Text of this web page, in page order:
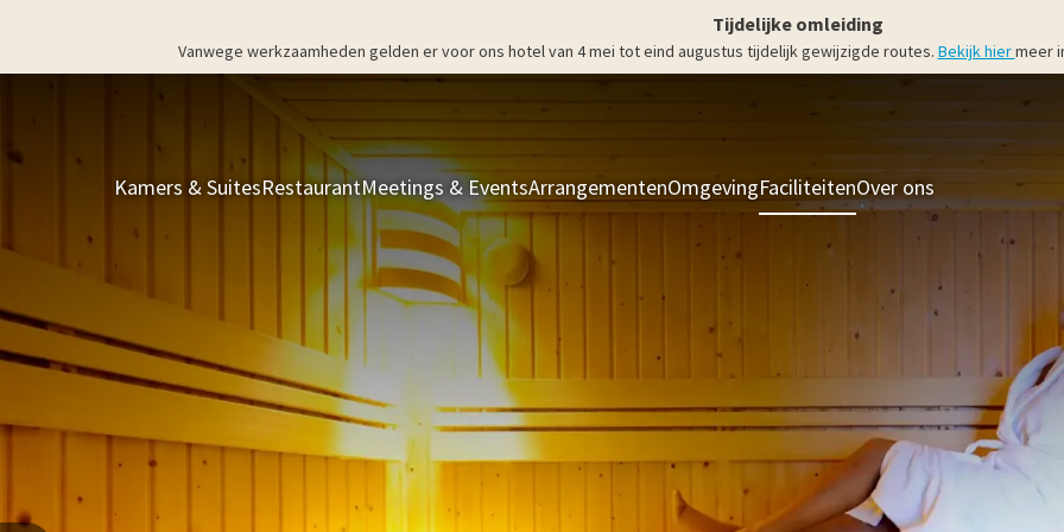
Tijdelijke omleiding
Vanwege werkzaamheden gelden er voor ons hotel van 4 mei tot eind augustus tijdelijk gewijzigde routes. Bekijk hiermeer
Kamers & SuitesRestaurantMeetings & EventsArrangementenOmgevingFaciliteitenOver ons Kamers &